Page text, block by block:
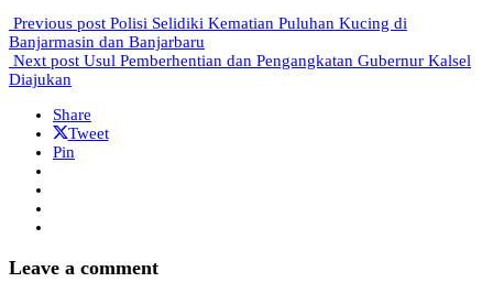
Previous post Polisi Selidiki Kematian Puluhan Kucing di
Banjarmasin dan Banjarbaru
Next post Usul Pemberhentian dan Pengangkatan Gubernur Kalsel
Diajukan
Share
Tweet
Pin
Leave a comment